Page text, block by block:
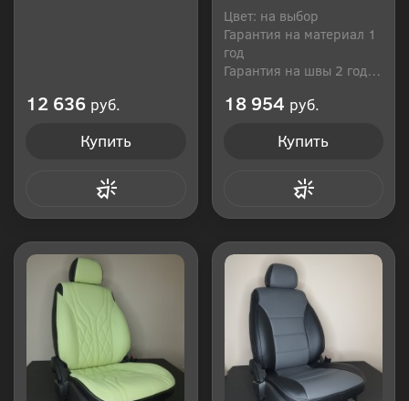
12 636 руб.
Купить
Цвет: на выбор
Гарантия на материал 1
год
Гарантия на швы 2 года
18 954 руб.
Купить